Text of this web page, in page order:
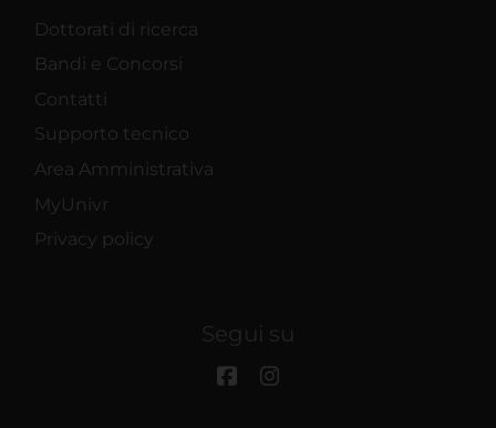
Dottorati di ricerca
Bandi e Concorsi
Contatti
Supporto tecnico
Area Amministrativa
MyUnivr
Privacy policy
Segui su